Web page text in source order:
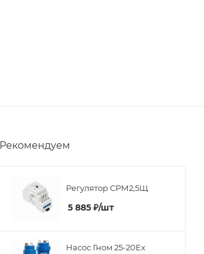
Рекомендуем
Регулятор СРМ2,5Щ
5 885 ₽/шт
Насос Гном 25-20Ex